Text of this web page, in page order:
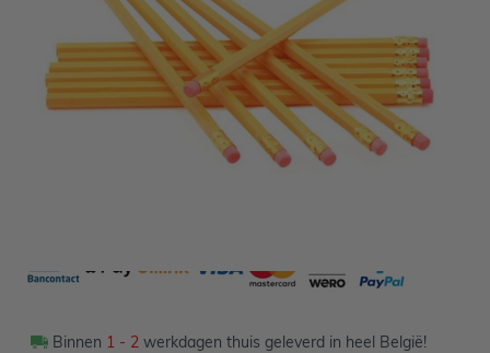
Informeer mij wanneer dit product op voorraad is
Niet op voorraad
0,69 Verpakt per 10 stuks
Binnen 1 - 2 werkdagen thuis geleverd in heel België!